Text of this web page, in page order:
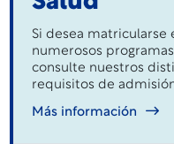
Si desea matricularse
numerosos
consulte nuestros
requisitos de
Más información